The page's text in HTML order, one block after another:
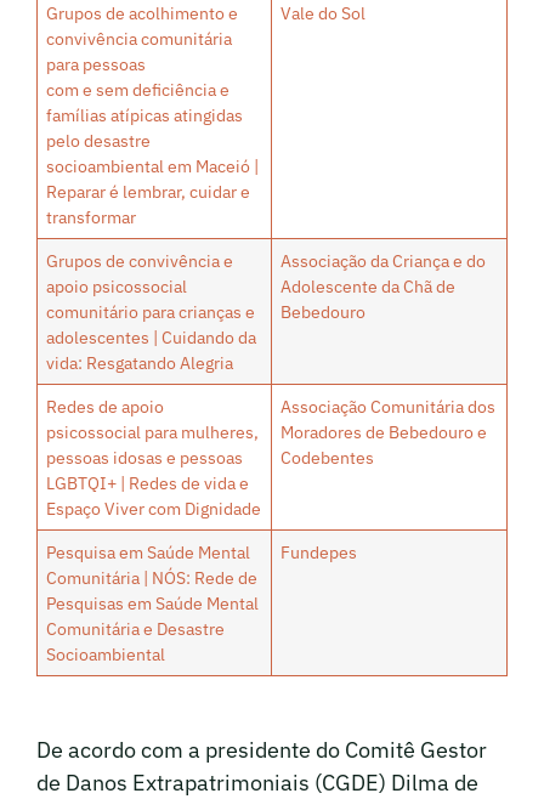
Grupos de acolhimento e
convivência comunitária
para pessoas
com e sem deficiência e
famílias atípicas atingidas
pelo desastre
socioambiental em Maceió |
Reparar é lembrar, cuidar e
transformar
Vale do Sol
Grupos de convivência e
apoio psicossocial
comunitário para crianças e
adolescentes | Cuidando da
vida: Resgatando Alegria
Associação da Criança e do
Adolescente da Chã de
Bebedouro
Redes de apoio
psicossocial para mulheres,
pessoas idosas e pessoas
LGBTQI+ | Redes de vida e
Espaço Viver com Dignidade
Associação Comunitária dos
Moradores de Bebedouro e
Codebentes
Pesquisa em Saúde Mental
Comunitária | NÓS: Rede de
Pesquisas em Saúde Mental
Comunitária e Desastre
Socioambiental
Fundepes
De acordo com a presidente do Comitê Gestor
de Danos Extrapatrimoniais (CGDE) Dilma de